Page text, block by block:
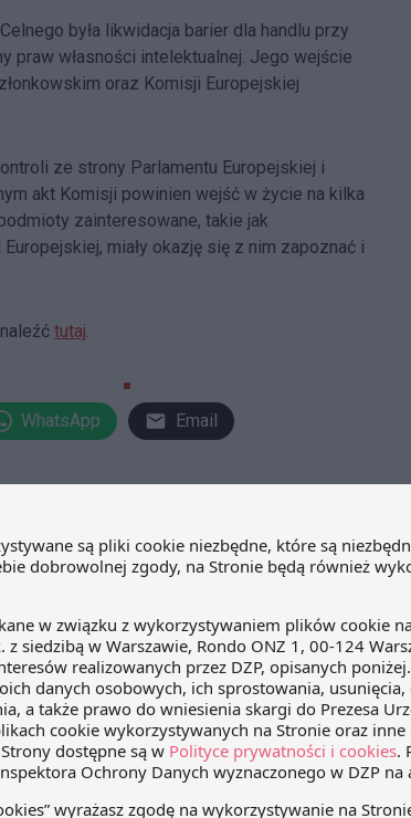
była likwidacja barier dla handlu przy
własności intelektualnej. Jego wejście
oraz Komisji Europejskiej
ze strony Parlamentu Europejskiej i
akt Komisji powinien wejść w życie na kilka
zainteresowane, takie jak
miały okazję się z nim zapoznać i
tutaj.
WhatsApp Email